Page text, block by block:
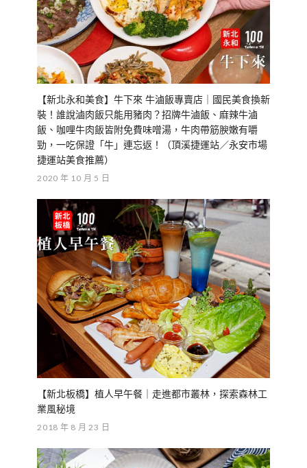
【新北永和美食】牛下來 牛滷飯專賣店｜國民美食換新
裝！誰說滷肉飯只能用豬肉？招牌牛滷飯、麻辣牛滷
飯、咖哩牛肉飯皆附免費味噌湯，牛肉帶筋腴嫩有嚼
勁，一吃保證「牛」連忘返！（頂溪捷運站／永安市場
捷運站美食推薦）
2020 年 10 月 5 日
【新北板橋】植人早午餐｜走進都市叢林，探索森林工
業風秘境
2018 年 8 月 23 日